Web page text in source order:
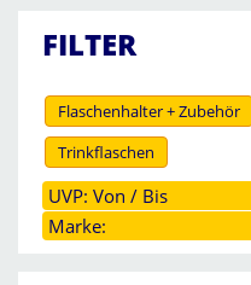
FILTER
Flaschenhalter + Zubehör
Trinkflaschen
UVP: Von / Bis
Marke: